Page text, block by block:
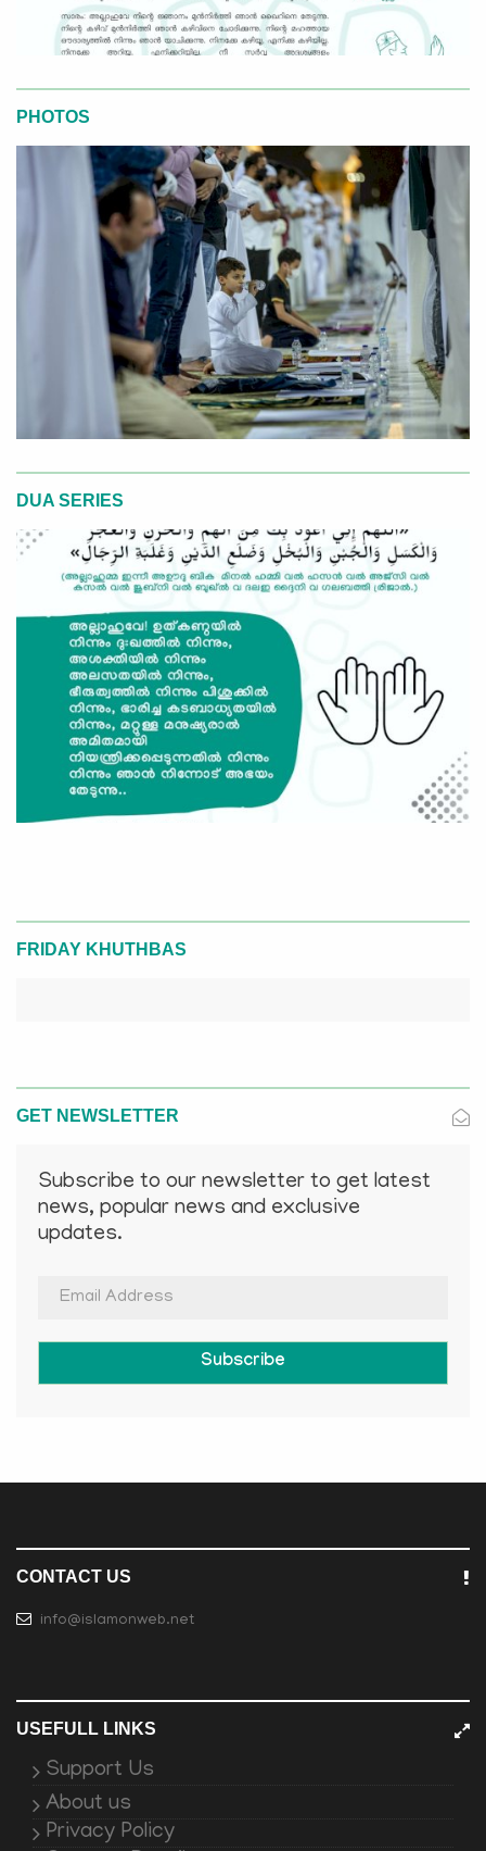
PHOTOS
DUA SERIES
FRIDAY KHUTHBAS
GET NEWSLETTER
Subscribe to our newsletter to get latest
news, popular news and exclusive
updates.
Subscribe
CONTACT US
info@islamonweb.net
USEFULL LINKS
Support Us
About us
Privacy Policy